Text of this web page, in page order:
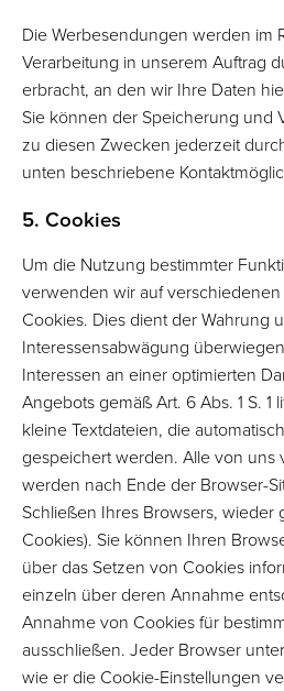
Die Werbesendungen werden im
Verarbeitung in unserem Auftrag
erbracht, an den wir Ihre Daten
Sie können der Speicherung und
zu diesen Zwecken jederzeit
unten beschriebene
5. Cookies
Um die Nutzung bestimmter
verwenden wir auf
Cookies. Dies dient der Wahrung
Interessensabwägung
Interessen an einer optimierten
Angebots gemäß Art. 6 Abs. 1 S. 1
kleine Textdateien, die
gespeichert werden. Alle von
werden nach Ende der Browser-
Schließen Ihres Browsers, wieder
Cookies). Sie können Ihren
über das Setzen von Cookies
einzeln über deren Annahme
Annahme von Cookies für
ausschließen. Jeder Browser
wie er die Cookie-Einstellungen